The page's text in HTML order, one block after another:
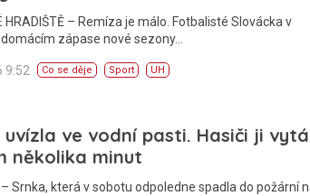
HRADIŠTĚ – Remíza je málo. Fotbalisté Slovácka v
zápase nové sezony…
9:52 Co se děje Sport UH
uvízla ve vodní pasti. Hasiči ji
několika minut
– Srnka, která v sobotu odpoledne spadla do požární